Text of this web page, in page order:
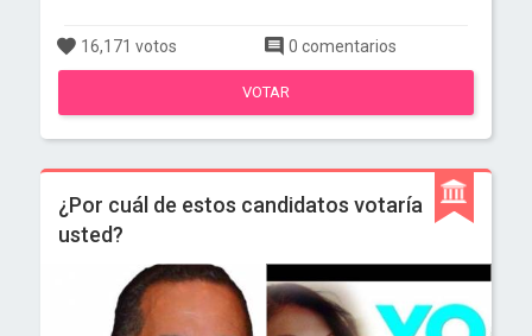
16,171 votos 0 comentarios
VOTAR
¿Por cuál de estos candidatos votaría
usted?